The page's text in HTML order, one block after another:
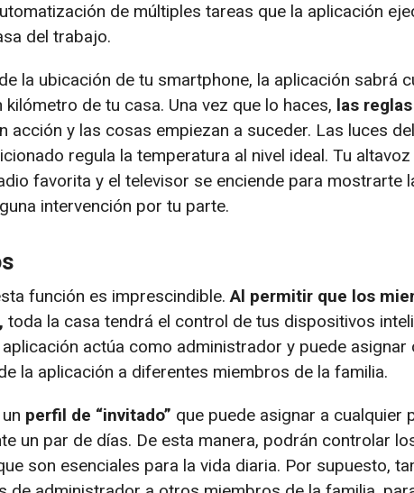
de múltiples tareas que la aplicación
del trabajo.
la ubicación de tu smartphone, la aplicación sabrá
de tu casa. Una vez que lo haces, las
acción y las cosas empiezan a suceder. Las luces
regula la temperatura al nivel ideal. Tu
favorita y el televisor se enciende para mostrarte
intervención por tu parte.
función es imprescindible. Al permitir que los
toda la casa tendrá el control de tus dispositivos
actúa como administrador y puede asignar
la aplicación a diferentes miembros de la familia.
perfil de “invitado” que puede asignar a cualquier
un par de días. De esta manera, podrán controlar
son esenciales para la vida diaria. Por supuesto,